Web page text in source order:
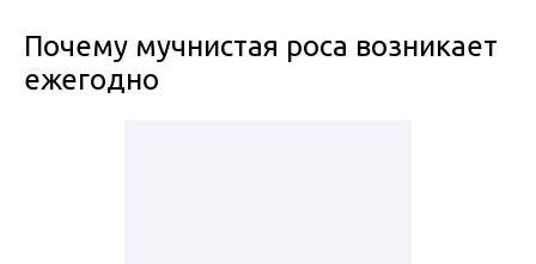
Почему мучнистая роса возникает
ежегодно